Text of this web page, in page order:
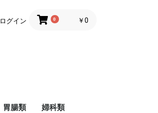
ログイン 0 ￥0
胃腸類 婦科類